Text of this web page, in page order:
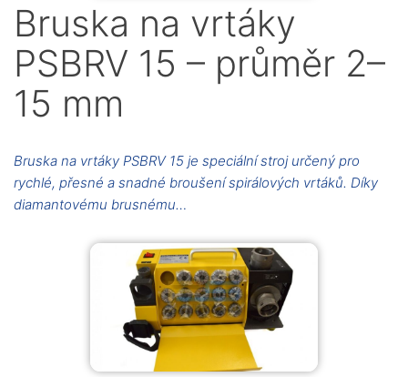
Bruska na vrtáky
PSBRV 15 – průměr 2–
15 mm
Bruska na vrtáky PSBRV 15 je speciální stroj určený pro
rychlé, přesné a snadné broušení spirálových vrtáků. Díky
diamantovému brusnému…